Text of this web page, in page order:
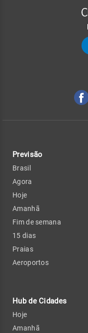
Previsão
Brasil
Agora
Hoje
Amanhã
Fim de semana
15 dias
Praias
Aeroportos
Hub de Cidades
Hoje
Amanhã